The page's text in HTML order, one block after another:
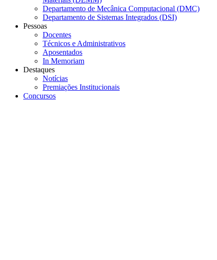
Departamento de Mecânica Computacional (DMC)
Departamento de Sistemas Integrados (DSI)
Pessoas
Docentes
Técnicos e Administrativos
Aposentados
In Memoriam
Destaques
Notícias
Premiações Institucionais
Concursos